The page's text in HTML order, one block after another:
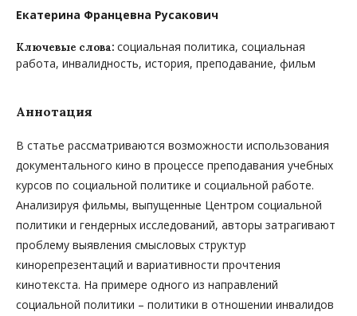
Екатерина Францевна Русакович
Ключевые слова: социальная политика, социальная
работа, инвалидность, история, преподавание, фильм
Аннотация
В статье рассматриваются возможности использования
документального кино в процессе преподавания учебных
курсов по социальной политике и социальной работе.
Анализируя фильмы, выпущенные Центром социальной
политики и гендерных исследований, авторы затрагивают
проблему выявления смысловых структур
кинорепрезентаций и вариативности прочтения
кинотекста. На примере одного из направлений
социальной политики – политики в отношении инвалидов